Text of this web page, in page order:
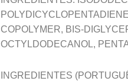
COPOLYMER, BIS-
OCTYLDODECANOL,
INGREDIENTES